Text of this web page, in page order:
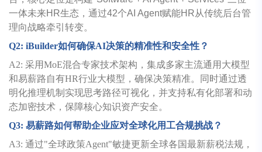
一体未来HR生态，通过42个AI Agent赋能HR从传统后台管
理向战略牵引转变。
Q2: iBuilder如何确保AI决策的精准性和安全性？
A2: 采用MoE混合专家技术架构，集成多家主流通用大模型
和易薪路自有HR行业大模型，确保决策精准。同时通过透
明化推理机制实现思考路径可视化，并支持私有化部署和动
态加密技术，保障核心知识资产安全。
Q3: 易薪路如何帮助企业应对全球化用工合规挑战？
A3: 通过"全球政策Agent"敏捷更新全球各国最新薪税法规，